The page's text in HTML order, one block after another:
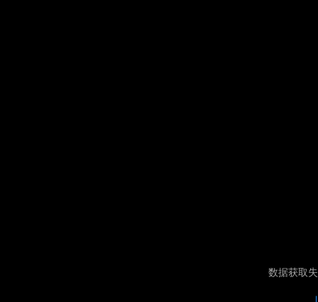
数据获取